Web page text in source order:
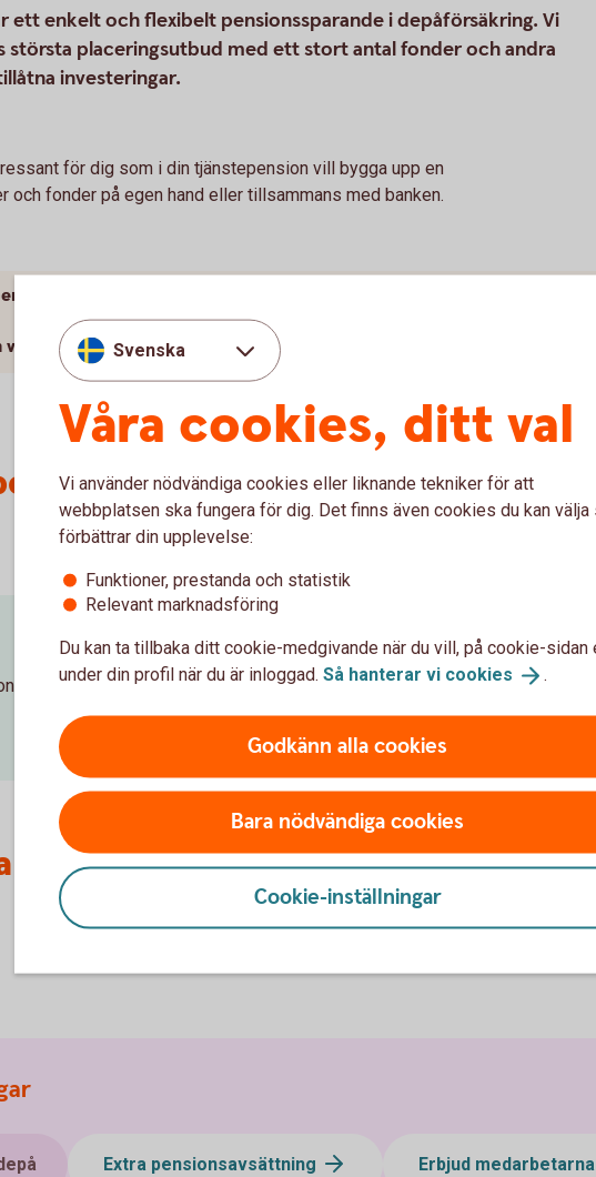
ett enkelt och flexibelt pensionssparande i depåförsäkring. Vi
största placeringsutbud med ett stort antal fonder och andra
investeringar.
för dig som i din tjänstepension vill bygga upp en
och fonder på egen hand eller tillsammans med banken.
med depå
med depå
så hjälper vi dig.
Ring oss
Ring oss för att få hjälp
Ring 0771-33 44 33
Hjälp med
Extra pensionsavsättning Erbjud
Svenska
Våra cookies, ditt val
Vi använder nödvändiga cookies eller liknande tekniker för att
webbplatsen ska fungera för dig. Det finns även cookies du kan välja
förbättrar din upplevelse:
Funktioner, prestanda och statistik
Relevant marknadsföring
Du kan ta tillbaka ditt cookie-medgivande när du vill, på cookie-sidan
under din profil när du är inloggad. Så hanterar vi cookies .
Godkänn alla cookies
Bara nödvändiga cookies
Cookie-inställningar